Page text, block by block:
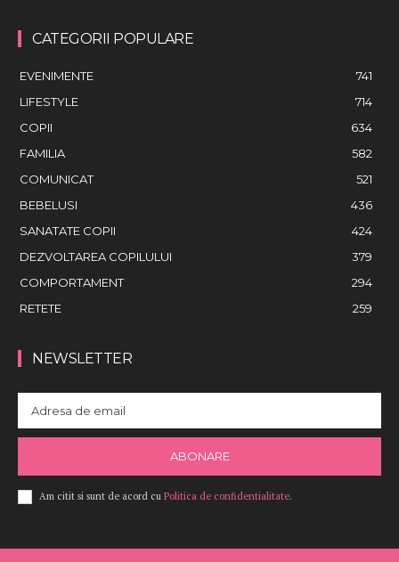
CATEGORII POPULARE
EVENIMENTE
741
LIFESTYLE
714
COPII
634
FAMILIA
582
COMUNICAT
521
BEBELUSI
436
SANATATE COPII
424
DEZVOLTAREA COPILULUI
379
COMPORTAMENT
294
RETETE
259
NEWSLETTER
ABONARE
Am citit si sunt de acord cu Politica de confidentialitate.